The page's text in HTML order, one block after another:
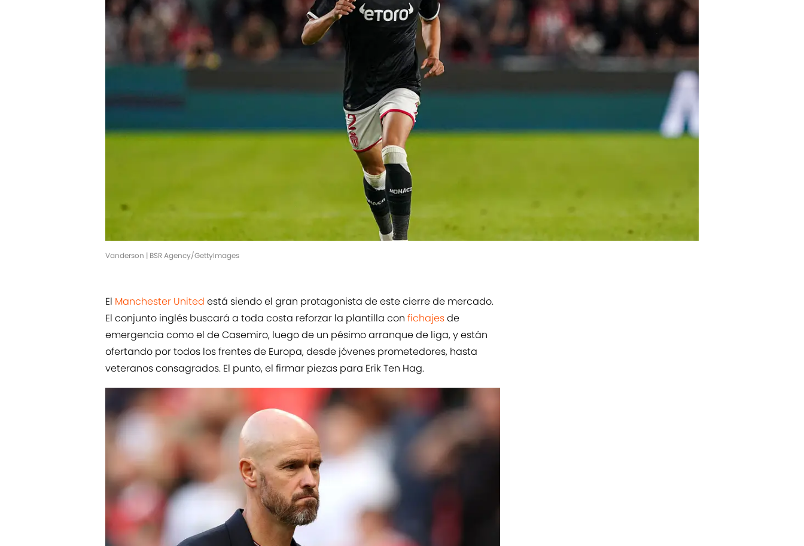
Vanderson | BSR Agency/GettyImages
El Manchester United está siendo el gran protagonista de este cierre de mercado.
El conjunto inglés buscará a toda costa reforzar la plantilla con fichajesde
emergencia como el de Casemiro, luego de un pésimo arranque de liga, y están
ofertando por todos los frentes de Europa, desde jóvenes prometedores, hasta
veteranos consagrados. El punto, el firmar piezas para Erik Ten Hag.